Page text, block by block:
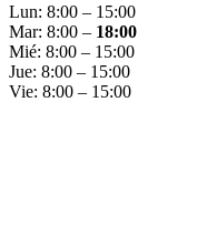
Lun: 8:00 – 15:00
Mar: 8:00 – 18:00
Mié: 8:00 – 15:00
Jue: 8:00 – 15:00
Vie: 8:00 – 15:00